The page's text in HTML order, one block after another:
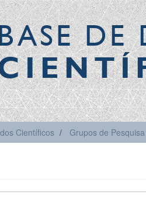
DE
Científicos Grupos de